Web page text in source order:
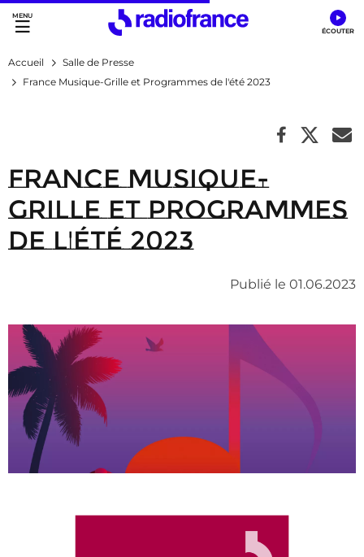
Accès direct :
Menu principal
Contenu
Accueil
Salle de Presse
France Musique-Grille et Programmes de l'été 2023
France Musique-
Grille et Programmes
de l'été 2023
Publié le 01.06.2023